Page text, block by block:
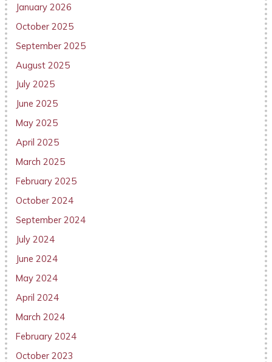
January 2026
October 2025
September 2025
August 2025
July 2025
June 2025
May 2025
April 2025
March 2025
February 2025
October 2024
September 2024
July 2024
June 2024
May 2024
April 2024
March 2024
February 2024
October 2023